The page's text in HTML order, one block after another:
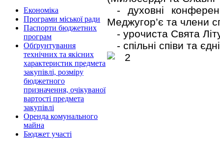
Економіка
Програми міської ради
Паспорти бюджетних
програм
Обґрунтування
технічних та якісних
характеристик предмета
закупівлі, розміру
бюджетного
призначення, очікуваної
вартості предмета
закупівлі
Оренда комунального
майна
Бюджет участі
- духовні
Меджугор’є та члени
- урочиста Свята
- спільні співи та